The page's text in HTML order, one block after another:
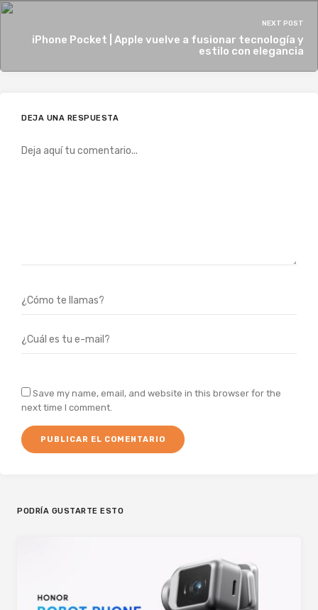
NEXT POST
iPhone Pocket | Apple vuelve a fusionar tecnología y
estilo con elegancia
DEJA UNA RESPUESTA
Save my name, email, and website in this browser for the
next time I comment.
PODRÍA GUSTARTE ESTO